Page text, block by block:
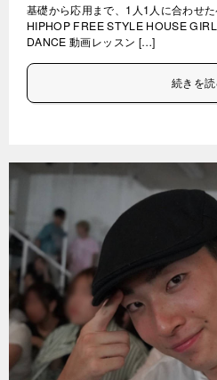
基礎から応用まで、1人1人に合わせ
HIPHOP FREE STYLE HOUSE
DANCE 動画レッスン […]
続きを